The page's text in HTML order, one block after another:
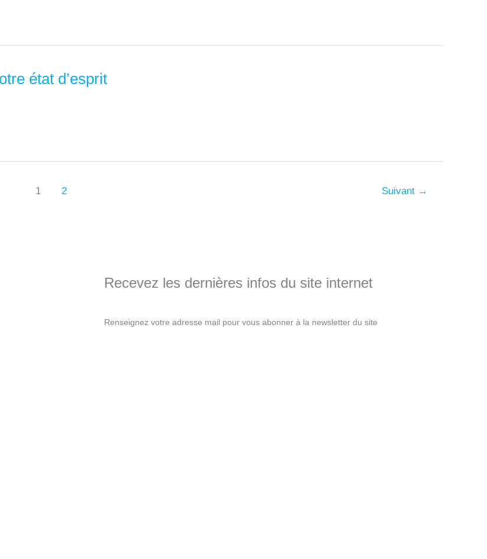
état d’esprit
1 2 Suivant →
Recevez les dernières infos du site internet
Renseignez votre adresse mail pour vous abonner à la newsletter du site